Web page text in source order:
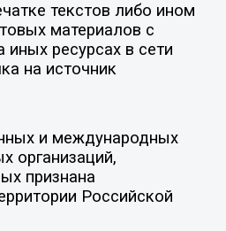
текстов либо ином
материалов с
иных ресурсах в сети
на источник
и международных
организаций,
признана
Российской